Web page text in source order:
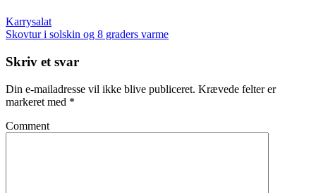
Karrysalat
Skovtur i solskin og 8 graders varme
Skriv et svar
Din e-mailadresse vil ikke blive publiceret. Krævede felter er
markeret med *
Comment